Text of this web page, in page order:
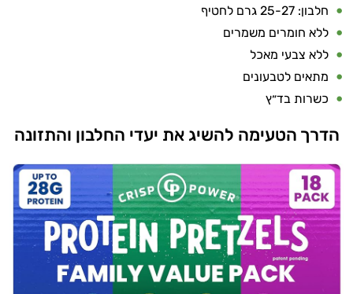
חלבון: 25-27 גרם לחטיף
ללא חומרים משמרים
ללא צבעי מאכל
מתאים לטבעונים
כשרות בד״ץ
הדרך הטעימה להשיג את יעדי החלבון והתזונה